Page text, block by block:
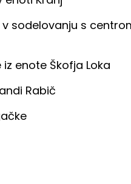
v sodelovanju s
iz enote Škofja Loka
Rabič